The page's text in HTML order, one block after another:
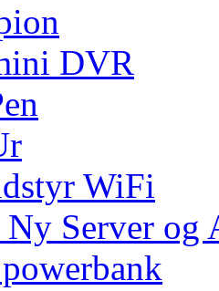
DVR
WiFi
Server og